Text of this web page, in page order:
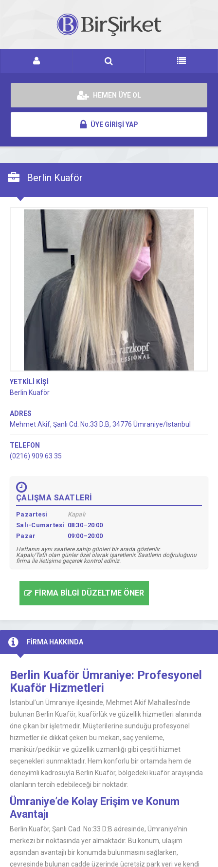
HEMEN ÜYE OL
ÜYE GİRİŞİ YAP
Berlin Kuaför
YETKİLİ KİŞİ
Berlin Kuaför
ADRES
Mehmet Akif, Şanlı Cd. No:33 D:B, 34776 Ümraniye/İstanbul
TELEFON
(0216) 909 63 35
ÇALIŞMA SAATLERİ
Pazartesi
Kapalı
Salı-Cumartesi 08:30–20:00
Pazar
09:00–20:00
Haftanın aynı saatlere sahip günleri bir arada gösterilir.
Kapalı/Tatil olan günler özel olarak işaretlenir. Saatlerin doğruluğunu
firma ile iletişime geçerek kontrol ediniz.
FİRMA BİLGİ DÜZELTME ÖNER
FİRMA HAKKINDA
Berlin Kuaför Ümraniye: Profesyonel
Kuaför Hizmetleri
İstanbul’un Ümraniye ilçesinde, Mehmet Akif Mahallesi’nde
bulunan Berlin Kuaför, kuaförlük ve güzellik hizmetleri alanında
öne çıkan bir işletmedir. Müşterilerine sunduğu profesyonel
hizmetler ile dikkat çeken bu mekan, saç yenileme,
manikür/pedikür ve güzellik uzmanlığı gibi çeşitli hizmet
seçenekleri sunmaktadır. Hem konforlu bir ortamda hem de
deneyimli kadrosuyla Berlin Kuaför, bölgedeki kuaför arayışında
olanların tercih edebileceği bir noktadır.
Ümraniye’de Kolay Erişim ve Konum
Avantajı
Berlin Kuaför, Şanlı Cad. No:33 D:B adresinde, Ümraniye’nin
merkezi bir noktasında yer almaktadır. Bu konum, ulaşım
açısından avantajlı bir konumda bulunmasını sağlarken,
çevresinde bulunan cadde üzerinde ücretsiz park yeri ve kendi